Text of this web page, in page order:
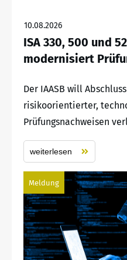
10.08.2026
ISA 330, 500 und
modernisiert
Der IAASB will
risikoorientierter,
Prüfungsnachweisen
weiterlesen
Meldung